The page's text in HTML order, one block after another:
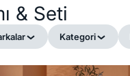
& Seti
Kategori